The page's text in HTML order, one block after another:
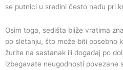
se putnici u sredini često nađu pri
Osim toga, sedišta bliže vratima
po sletanju, što može biti posebno
žurite na sastanak ili događaj po
izbegavate neugodnosti povezane